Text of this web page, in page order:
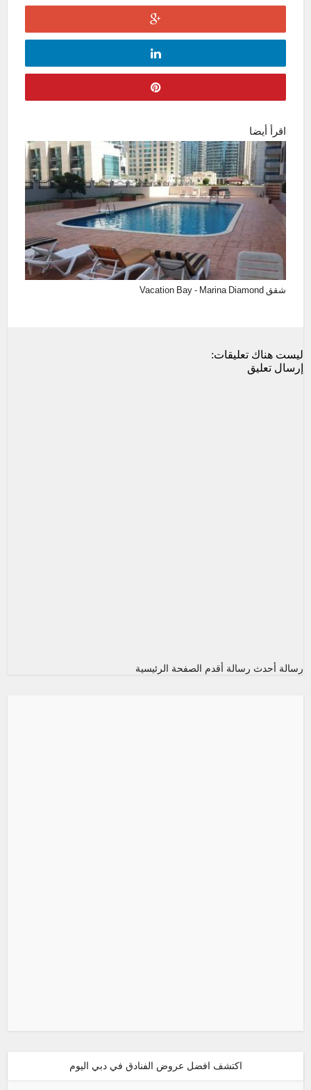
اقرأ أيضا
شقق Vacation Bay - Marina Diamond
ليست هناك تعليقات:
إرسال تعليق
رسالة أحدث رسالة أقدم الصفحة الرئيسية
اكتشف افضل عروض الفنادق في دبي اليوم